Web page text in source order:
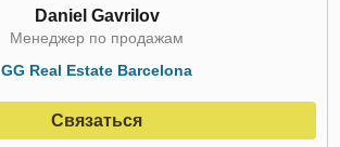
Daniel Gavrilov
Менеджер по продажам
GG Real Estate Barcelona
Связаться